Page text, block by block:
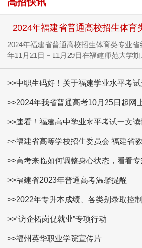
2024年福建省普通高校招生体育
2024年福建省普通高校招生体育类专业
年11月21日－11月29日在福建师范大学旗
>>中职生码好！关于福建学业水平考试
>>2024年我省普通高考10月25日起网
>>速看！福建高中学业水平考试一文读
>>福建省高等学校招生委员会 福建省
>>高考来临如何调整身心状态，看看
>>福建省2023年普通高考温馨提醒
>>2022年专升本成绩、各类别录取控
>>“访企拓岗促就业”专项行动
>>福州英华职业学院宣传片